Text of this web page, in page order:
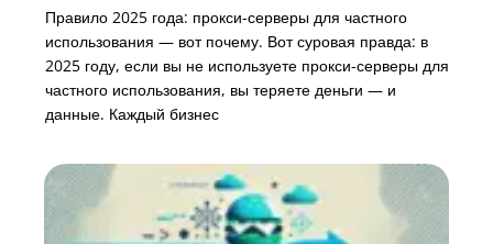
Правило 2025 года: прокси-серверы для частного
использования — вот почему. Вот суровая правда: в
2025 году, если вы не используете прокси-серверы для
частного использования, вы теряете деньги — и
данные. Каждый бизнес